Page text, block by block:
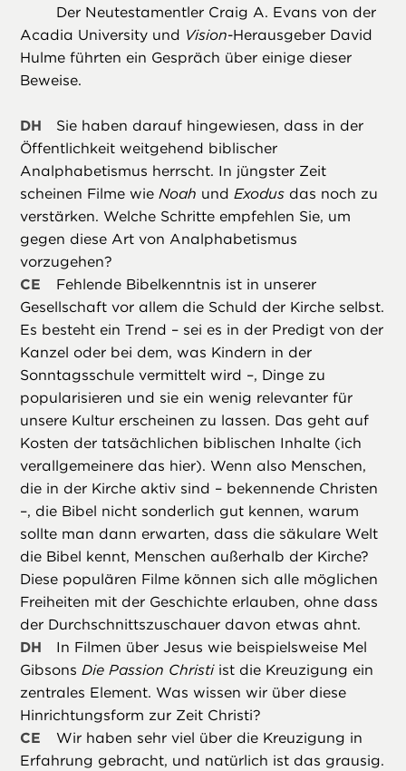
Der Neutestamentler Craig A. Evans von der
Acadia University und Vision-Herausgeber David
Hulme führten ein Gespräch über einige dieser
Beweise.
DH
Sie haben darauf hingewiesen, dass in der
Öffentlichkeit weitgehend biblischer
Analphabetismus herrscht. In jüngster Zeit
scheinen Filme wieNoah undExodus das noch zu
verstärken. Welche Schritte empfehlen Sie, um
gegen diese Art von Analphabetismus
vorzugehen?
CE
Fehlende Bibelkenntnis ist in unserer
Gesellschaft vor allem die Schuld der Kirche selbst.
Es besteht ein Trend – sei es in der Predigt von der
Kanzel oder bei dem, was Kindern in der
Sonntagsschule vermittelt wird –, Dinge zu
popularisieren und sie ein wenig relevanter für
unsere Kultur erscheinen zu lassen. Das geht auf
Kosten der tatsächlichen biblischen Inhalte (ich
verallgemeinere das hier). Wenn also Menschen,
die in der Kirche aktiv sind – bekennende Christen
–, die Bibel nicht sonderlich gut kennen, warum
sollte man dann erwarten, dass die säkulare Welt
die Bibel kennt, Menschen außerhalb der Kirche?
Diese populären Filme können sich alle möglichen
Freiheiten mit der Geschichte erlauben, ohne dass
der Durchschnittszuschauer davon etwas ahnt.
DH
In Filmen über Jesus wie beispielsweise Mel
GibsonsDie Passion Christiist die Kreuzigung ein
zentrales Element. Was wissen wir über diese
Hinrichtungsform zur Zeit Christi?
CE
Wir haben sehr viel über die Kreuzigung in
Erfahrung gebracht, und natürlich ist das grausig.